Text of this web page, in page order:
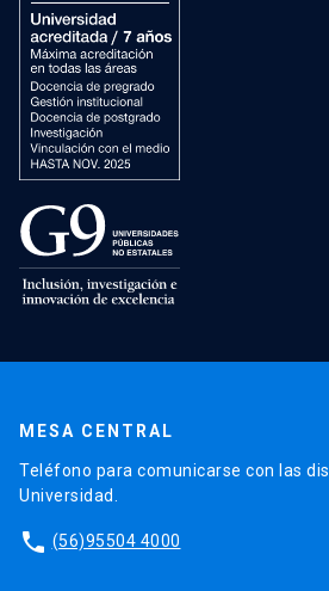
MESA CENTRAL
Teléfono para comunicarse con las
Universidad.
phone (56)95504 4000